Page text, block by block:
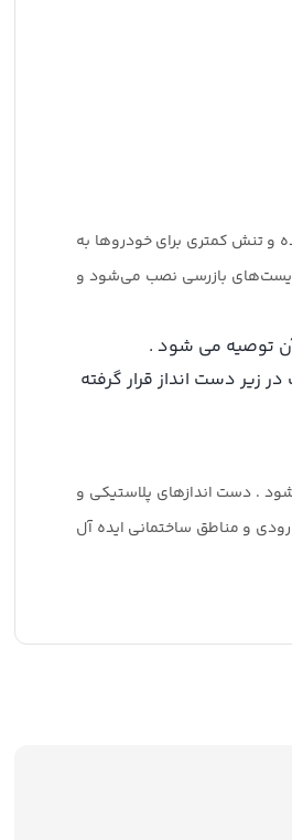
و تنش کمتری برای خودروها به
ایست‌های بازرسی نصب می‌شود و
دست انداز قرار گرفته
. دست اندازهای پلاستیکی و
و مناطق ساختمانی ایده آل